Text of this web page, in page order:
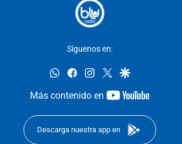
Síguenos en:
whatsappfacebookinstagram
twittergoogle
Más contenido en
youtube-
Descarga nuestra app en